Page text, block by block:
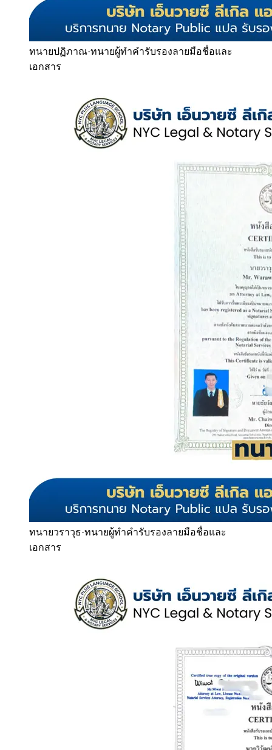
ทนายปฏิภาณ·ทนายผู้ทำคำรับรองลายมือชื่อและ
เอกสาร
ทนายวราวุธ·ทนายผู้ทำคำรับรองลายมือชื่อและ
เอกสาร